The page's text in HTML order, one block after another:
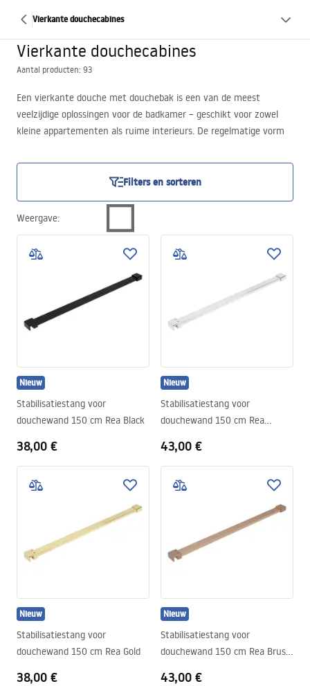
Vierkante douchecabines
Vierkante douchecabines
Aantal producten: 93
Een vierkante douche met douchebak is een van de meest
veelzijdige oplossingen voor de badkamer – geschikt voor zowel
kleine appartementen als ruime interieurs. De regelmatige vorm
terwijl de kant-en-klare douchebak de installatie vereenvoudigt en
het risico op afvoerproblemen vermindert.
Deze oplossing wordt het vaakst gekozen wanneer functionaliteit,
eenvoudige installatie en dagelijks comfort belangrijk zijn, zonder
ingrepen in de vloerconstructie.
Filters en sorteren
Weergave:
Nieuw
Stabilisatiestang voor
douchewand 150 cm Rea Black
38,00 €
Nieuw
Stabilisatiestang voor
douchewand 150 cm Rea
43,00 €
Nieuw
Stabilisatiestang voor
douchewand 150 cm Rea Gold
38,00 €
Nieuw
Stabilisatiestang voor
douchewand 150 cm Rea Brush
43,00 €